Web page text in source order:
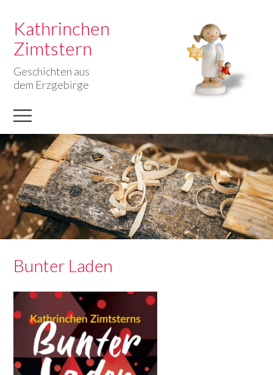
Kathrinchen
Zimtstern
Geschichten aus
dem Erzgebirge
Bunter Laden